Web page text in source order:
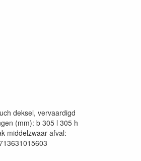
deksel, vervaardigd
(mm): b 305 l 305 h
middelzwaar afval: